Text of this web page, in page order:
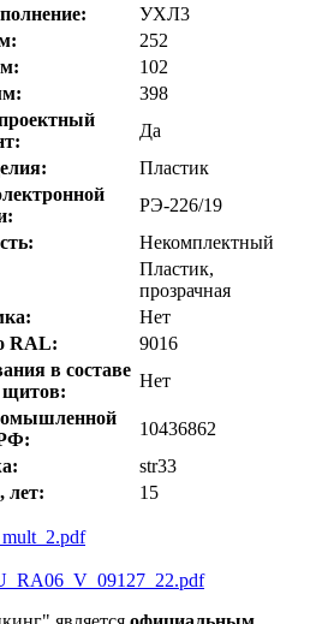
УХЛ3
252
102
398
Да
Пластик
РЭ-226/19
Некомплектный
Пластик,
прозрачная
Нет
RAL:
9016
в составе
Нет
10436862
str33
лет:
15